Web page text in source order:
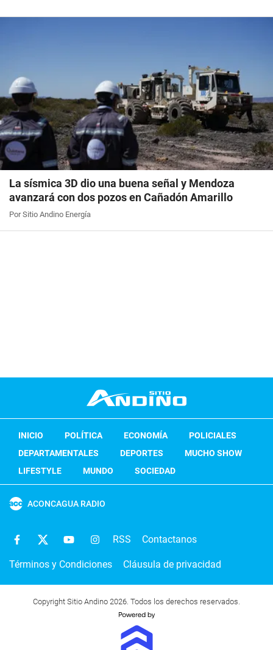
La sísmica 3D dio una buena señal y Mendoza
avanzará con dos pozos en Cañadón Amarillo
Por Sitio Andino Energía
INICIO POLÍTICA ECONOMÍA
POLICIALES
DEPARTAMENTALES
DEPORTES
MUCHO SHOW
LIFESTYLE
MUNDO SOCIEDAD
ACONCAGUA RADIO
RSS Contactanos
Términos y Condiciones Cláusula de privacidad
Copyright Sitio Andino 2026. Todos los derechos reservados.